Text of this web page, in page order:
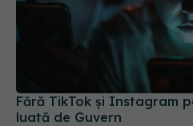
Fără TikTok și Instagram
luată de Guvern